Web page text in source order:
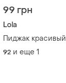
99 грн
Lola
Пиджак красивый
92 и еще 1